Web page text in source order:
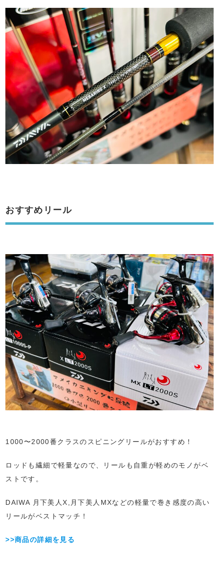
おすすめリール
1000〜2000番クラスのスピニングリールがおすすめ！
ロッドも繊細で軽量なので、リールも自重が軽めのモノがベ
ストです。
DAIWA 月下美人X,月下美人MXなどの軽量で巻き感度の高い
リールがベストマッチ！
>>商品の詳細を見る